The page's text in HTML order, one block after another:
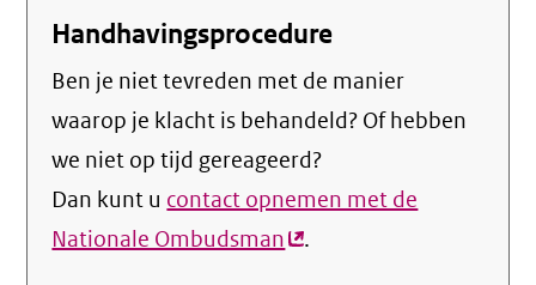
Handhavingsprocedure
Ben je niet tevreden met de manier
waarop je klacht is behandeld? Of hebben
we niet op tijd gereageerd?
Dan kunt u contact opnemen met de
Nationale Ombudsman(externe
.